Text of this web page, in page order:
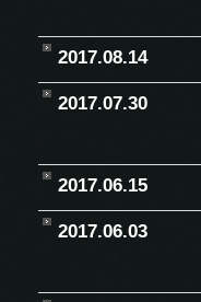
2017.08.14
2017.07.30
2017.06.15
2017.06.03